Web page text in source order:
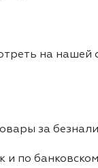
на нашей
за
и по